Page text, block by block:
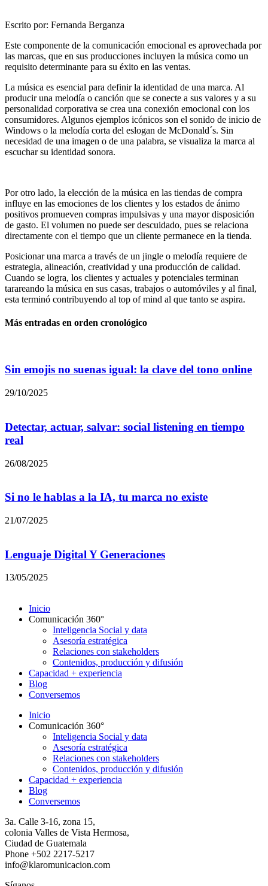
Escrito por: Fernanda Berganza
Este componente de la comunicación emocional es aprovechada por
las marcas, que en sus producciones incluyen la música como un
requisito determinante para su éxito en las ventas.
La música es esencial para definir la identidad de una marca. Al
producir una melodía o canción que se conecte a sus valores y a su
personalidad corporativa se crea una conexión emocional con los
consumidores. Algunos ejemplos icónicos son el sonido de inicio de
Windows o la melodía corta del eslogan de McDonald´s. Sin
necesidad de una imagen o de una palabra, se visualiza la marca al
escuchar su identidad sonora.
Por otro lado, la elección de la música en las tiendas de compra
influye en las emociones de los clientes y los estados de ánimo
positivos promueven compras impulsivas y una mayor disposición
de gasto. El volumen no puede ser descuidado, pues se relaciona
directamente con el tiempo que un cliente permanece en la tienda.
Posicionar una marca a través de un jingle o melodía requiere de
estrategia, alineación, creatividad y una producción de calidad.
Cuando se logra, los clientes y actuales y potenciales terminan
tarareando la música en sus casas, trabajos o automóviles y al final,
esta terminó contribuyendo al top of mind al que tanto se aspira.
Más entradas en orden cronológico
Sin emojis no suenas igual: la clave del tono online
29/10/2025
Detectar, actuar, salvar: social listening en tiempo
real
26/08/2025
Si no le hablas a la IA, tu marca no existe
21/07/2025
Lenguaje Digital Y Generaciones
13/05/2025
Inicio
Comunicación 360°
Inteligencia Social y data
Asesoría estratégica
Relaciones con stakeholders
Contenidos, producción y difusión
Capacidad + experiencia
Blog
Conversemos
Inicio
Comunicación 360°
Inteligencia Social y data
Asesoría estratégica
Relaciones con stakeholders
Contenidos, producción y difusión
Capacidad + experiencia
Blog
Conversemos
3a. Calle 3-16, zona 15,
colonia Valles de Vista Hermosa,
Ciudad de Guatemala
Phone +502 2217-5217
info@klaromunicacion.com